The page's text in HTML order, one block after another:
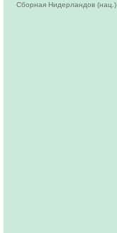
Сборная Нидерландов (нац.)